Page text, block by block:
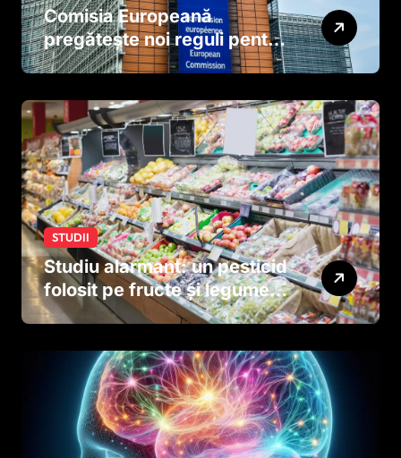
Comisia Europeană
pregătește noi reguli pentru
tutun și țigările electronice
STUDII
Studiu alarmant: un pesticid
folosit pe fructe și legume
ar putea afecta dezvoltarea
dinainte de naștere